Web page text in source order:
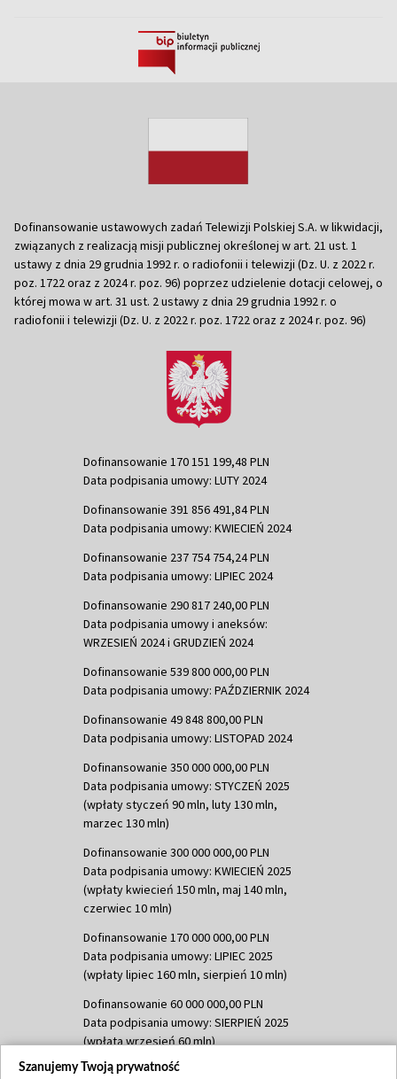
Dofinansowanie ustawowych zadań Telewizji Polskiej S.A. w likwidacji,
związanych z realizacją misji publicznej określonej w art. 21 ust. 1
ustawy z dnia 29 grudnia 1992 r. o radiofonii i telewizji (Dz. U. z 2022 r.
poz. 1722 oraz z 2024 r. poz. 96) poprzez udzielenie dotacji celowej, o
której mowa w art. 31 ust. 2 ustawy z dnia 29 grudnia 1992 r. o
radiofonii i telewizji (Dz. U. z 2022 r. poz. 1722 oraz z 2024 r. poz. 96)
Dofinansowanie 170 151 199,48 PLN
Data podpisania umowy: LUTY 2024
Dofinansowanie 391 856 491,84 PLN
Data podpisania umowy: KWIECIEŃ 2024
Dofinansowanie 237 754 754,24 PLN
Data podpisania umowy: LIPIEC 2024
Dofinansowanie 290 817 240,00 PLN
Data podpisania umowy i aneksów:
WRZESIEŃ 2024 i GRUDZIEŃ 2024
Dofinansowanie 539 800 000,00 PLN
Data podpisania umowy: PAŹDZIERNIK 2024
Dofinansowanie 49 848 800,00 PLN
Data podpisania umowy: LISTOPAD 2024
Dofinansowanie 350 000 000,00 PLN
Data podpisania umowy: STYCZEŃ 2025
(wpłaty styczeń 90 mln, luty 130 mln,
marzec 130 mln)
Dofinansowanie 300 000 000,00 PLN
Data podpisania umowy: KWIECIEŃ 2025
(wpłaty kwiecień 150 mln, maj 140 mln,
czerwiec 10 mln)
Dofinansowanie 170 000 000,00 PLN
Data podpisania umowy: LIPIEC 2025
(wpłaty lipiec 160 mln, sierpień 10 mln)
Dofinansowanie 60 000 000,00 PLN
Data podpisania umowy: SIERPIEŃ 2025
(wpłata wrzesień 60 mln)
Dofinansowanie 635 783 051,21 PLN
Szanujemy Twoją prywatność